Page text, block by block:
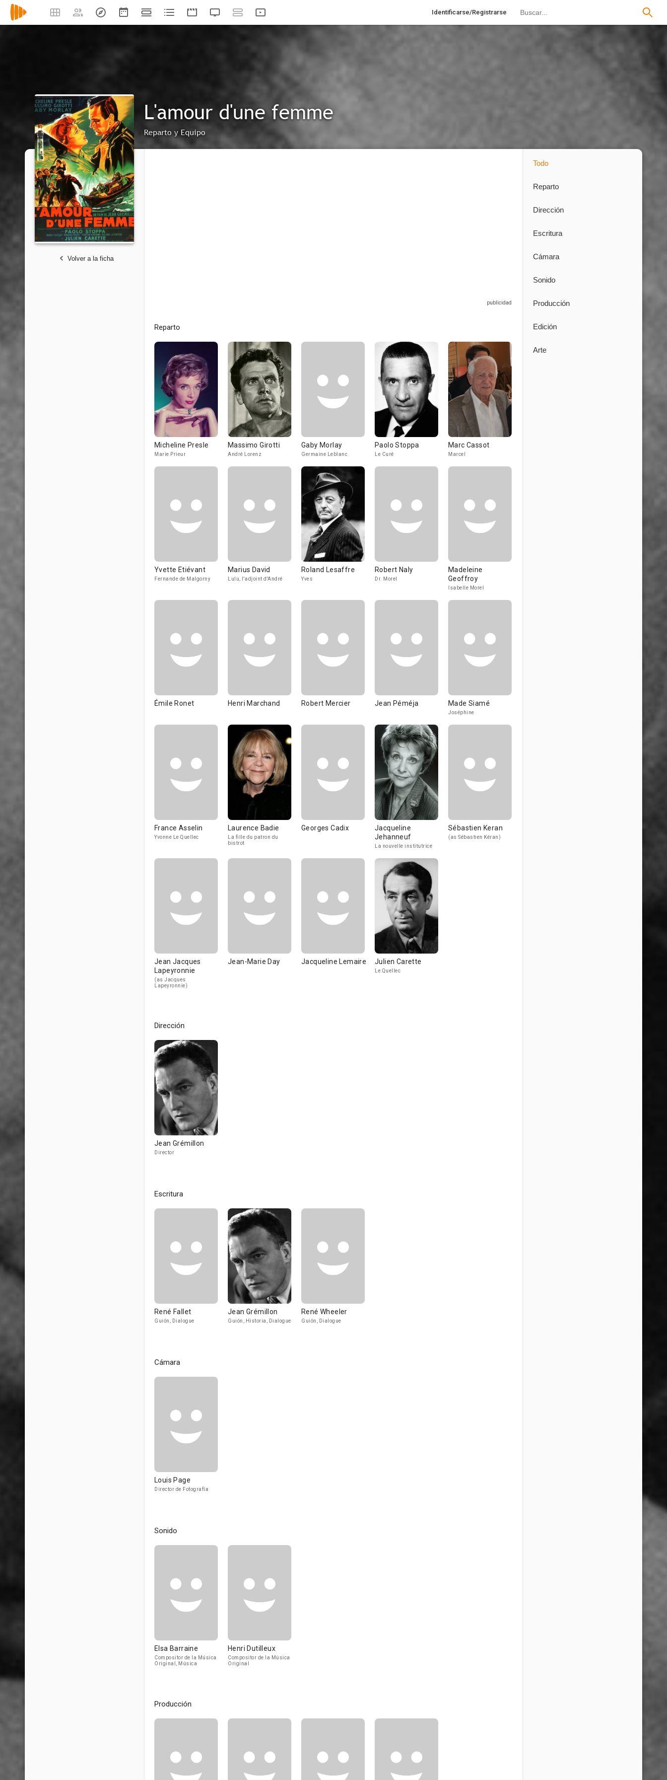
Identificarse/Registrarse
L'amour d'une femme
Reparto y Equipo
Volver a la ficha
Reparto
Micheline Presle
Marie Prieur
Massimo Girotti
André Lorenz
Gaby Morlay
Germaine Leblanc
Paolo Stoppa
Le Curé
Marc Cassot
Marcel
Yvette Etiévant
Fernande de Malgorny
Marius David
Lulu, l'adjoint d'André
Roland Lesaffre
Yves
Robert Naly
Dr. Morel
Madeleine
Geoffroy
Isabelle Morel
Émile Ronet Henri Marchand Robert Mercier Jean Péméja Made Siamé
Joséphine
France Asselin
Yvonne Le Quellec
Laurence Badie
La fille du patron du
bistrot
Georges Cadix
Jacqueline
Jehanneuf
La nouvelle institutrice
Sébastien Keran
(as Sébastien Kéran)
Jean Jacques
Lapeyronnie
(as Jacques
Lapeyronnie)
Jean-Marie Day Jacqueline Lemaire Julien Carette
Le Quellec
Dirección
Jean Grémillon
Director
Escritura
René Fallet
Guión, Dialogue
Jean Grémillon
Guión, Historia, Dialogue
René Wheeler
Guión, Dialogue
Cámara
Louis Page
Director de Fotografía
Sonido
Elsa Barraine
Compositor de la Música
Original, Música
Henri Dutilleux
Compositor de la Música
Original
Producción
Todo
Reparto
Dirección
Escritura
Cámara
Sonido
Producción
Edición
Arte